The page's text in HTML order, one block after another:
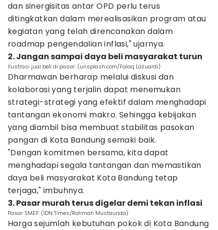
dan sinergisitas antar OPD perlu terus
ditingkatkan dalam merealisasikan program atau
kegiatan yang telah direncanakan dalam
roadmap pengendalian inflasi," ujarnya.
2. Jangan sampai daya beli masyarakat turun
Ilustrasi jual beli di pasar. (unsplash.com/Falaq Lazuardi)
Dharmawan berharap melalui diskusi dan
kolaborasi yang terjalin dapat menemukan
strategi-strategi yang efektif dalam menghadapi
tantangan ekonomi makro. Sehingga kebijakan
yang diambil bisa membuat stabilitas pasokan
pangan di Kota Bandung semaki baik.
"Dengan komitmen bersama, kita dapat
menghadapi segala tantangan dan memastikan
daya beli masyarakat Kota Bandung tetap
terjaga," imbuhnya.
3. Pasar murah terus digelar demi tekan inflasi
Pasar SMEP. (IDN Times/Rohmah Mustaurida)
Harga sejumlah kebutuhan pokok di Kota Bandung